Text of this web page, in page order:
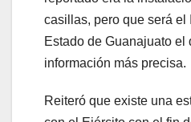
casillas, pero que será el
Estado de Guanajuato el
información más precisa.
Reiteró que existe una